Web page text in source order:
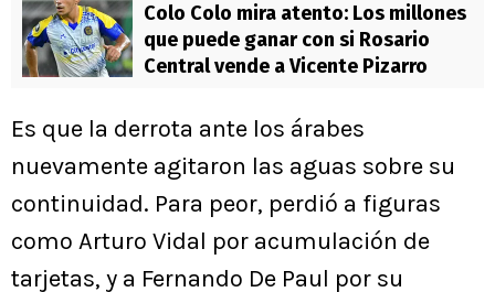
Colo Colo mira atento: Los millones
que puede ganar con si Rosario
Central vende a Vicente Pizarro
Es que la derrota ante los árabes
nuevamente agitaron las aguas sobre su
continuidad. Para peor, perdió a figuras
como Arturo Vidal por acumulación de
tarjetas, y a Fernando De Paul por su